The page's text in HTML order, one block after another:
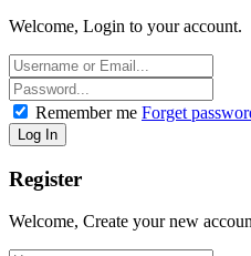
Welcome, Login to your account.
Remember me Forget
Register
Welcome, Create your new